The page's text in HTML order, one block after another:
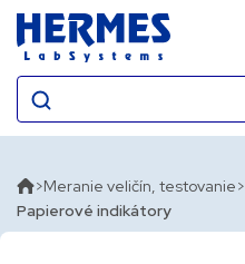
Meranie veličín, testovanie
Papierové indikátory